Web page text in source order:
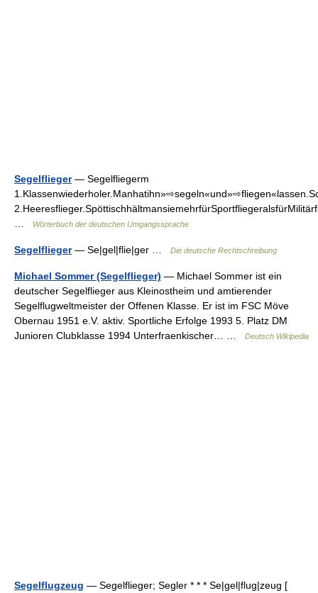
Segelflieger— Segelfliegerm
Wörterbuch der deutschen Umgangssprache
Segelflieger— Se|gel|flie|ger … Die deutsche Rechtschreibung
Michael Sommer (Segelflieger) — Michael Sommer ist ein
deutscher Segelflieger aus Kleinostheim und amtierender
Segelflugweltmeister der Offenen Klasse. Er ist im FSC Möve
Obernau 1951 e.V. aktiv. Sportliche Erfolge 1993 5. Platz DM
Junioren Clubklasse 1994 Unterfraenkischer… …
Deutsch Wikipedia
Segelflugzeug — Segelflieger; Segler * * * Se|gel|flug|zeug [